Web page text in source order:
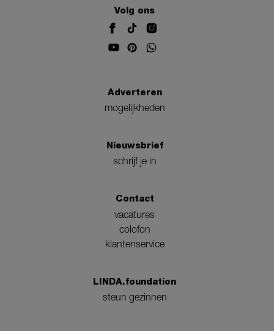
Volg ons
Adverteren
mogelijkheden
Nieuwsbrief
schrijf je in
Contact
vacatures
colofon
klantenservice
LINDA.foundation
steun gezinnen